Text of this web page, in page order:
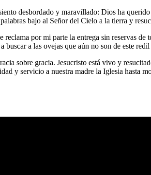
desbordado y maravillado: Dios ha
bajo al Señor del Cielo a la tierra y
por mi parte la entrega sin reservas
a las ovejas que aún no son de este
sobre gracia. Jesucristo está vivo y
y servicio a nuestra madre la Iglesia hasta